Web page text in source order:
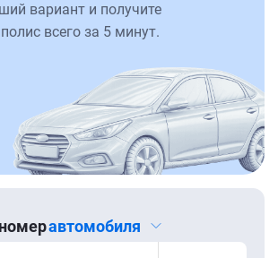
вариант и получите
всего за 5 минут.
автомобиля